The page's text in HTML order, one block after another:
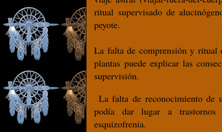
ritual supervisado de
peyote.
La falta de comprensión y ritual
plantas puede explicar las
supervisión.
La falta de reconocimiento de
podía dar lugar a trastornos
esquizofrenia.